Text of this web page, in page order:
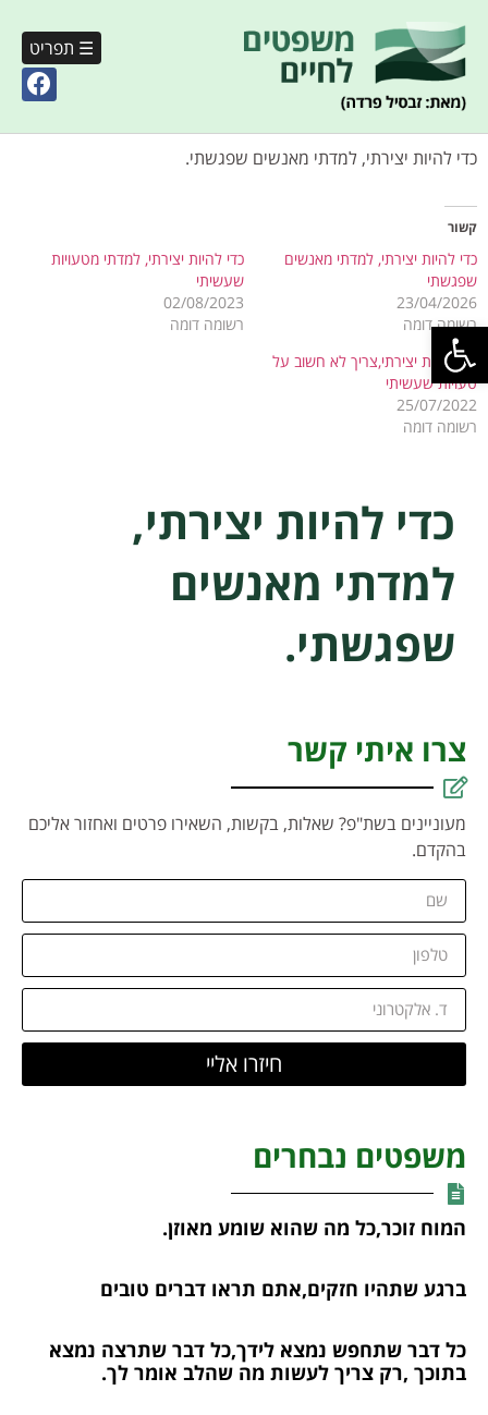
פתח סרגל נגישות
☰ תפריט
כדי להיות יצירתי, למדתי מאנשים שפגשתי.
קשור
כדי להיות יצירתי, למדתי מאנשים
שפגשתי
23/04/2026
רשומה דומה
כדי להיות יצירתי, למדתי מטעויות
שעשיתי
02/08/2023
רשומה דומה
כדי להיות יצירתי,צריך לא חשוב על
טעויות שעשיתי
25/07/2022
רשומה דומה
כדי להיות יצירתי,
למדתי מאנשים
שפגשתי.
צרו איתי קשר
מעוניינים בשת"פ? שאלות, בקשות, השאירו פרטים ואחזור אליכם
בהקדם.
חיזרו אליי
משפטים נבחרים
המוח זוכר,כל מה שהוא שומע מאוזן.
ברגע שתהיו חזקים,אתם תראו דברים טובים
כל דבר שתחפש נמצא לידך,כל דבר שתרצה נמצא
בתוכך ,רק צריך לעשות מה שהלב אומר לך.